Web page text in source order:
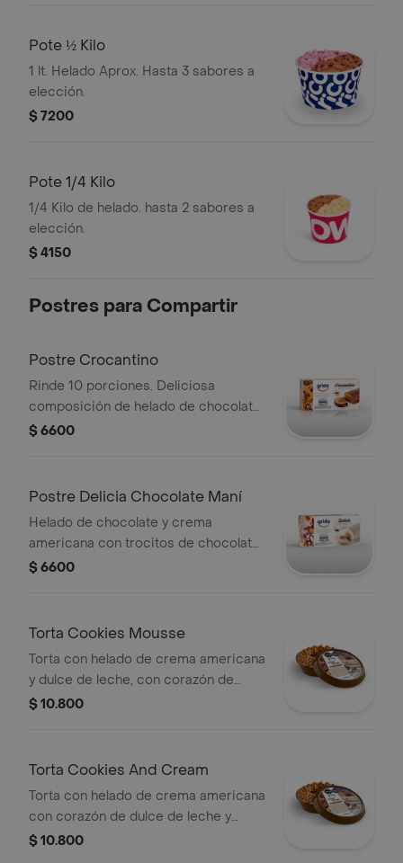
Pote ½ Kilo
1 lt. Helado Aprox. Hasta 3 sabores a
elección.
$ 7200
Pote 1/4 Kilo
1/4 Kilo de helado. hasta 2 sabores a
elección.
$ 4150
Postres para Compartir
Postre Crocantino
Rinde 10 porciones. Deliciosa
composición de helado de chocolate
y dulce de leche con corazón de
$ 6600
Postre Delicia Chocolate Maní
Helado de chocolate y crema
americana con trocitos de chocolate
con maní y relleno de dulce de leche
$ 6600
Torta Cookies Mousse
Torta con helado de crema americana
y dulce de leche, con corazón de
dulce de leche y galletitas Milka
$ 10.800
Torta Cookies And Cream
Torta con helado de crema americana
con corazón de dulce de leche y
galletitas Oreo. 12 porciones aprox.
$ 10.800